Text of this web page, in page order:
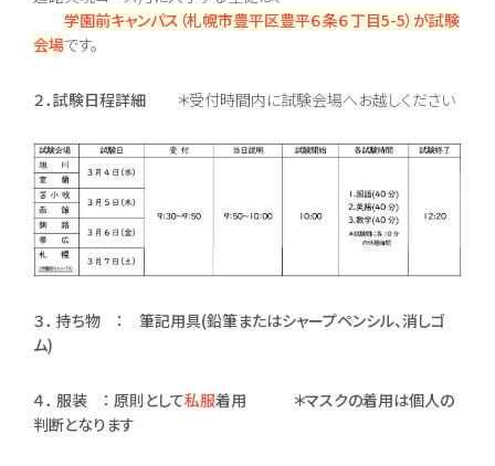
入学案内 オープンキャンパス
在校生メッセージ
学園前キャンパス（札幌市豊平区豊平６条６丁目5-5）が試験
会場です。
２．試験日程詳細 ＊受付時間内に試験会場へお越しください
３． 持ち物 ： 筆記用具(鉛筆またはシャープペンシル、消しゴ
ム)
４． 服装 ： 原則として私服着用 ＊マスクの着用は個人の
判断となります